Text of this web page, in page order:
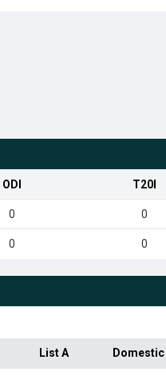
ODI T20I
0 0
0 0
List A